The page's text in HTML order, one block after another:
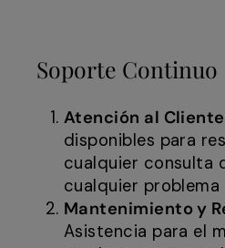
Soporte Continuo
Atención al Cliente
disponibles para
cualquier consulta
cualquier
Mantenimiento y
Asistencia para el